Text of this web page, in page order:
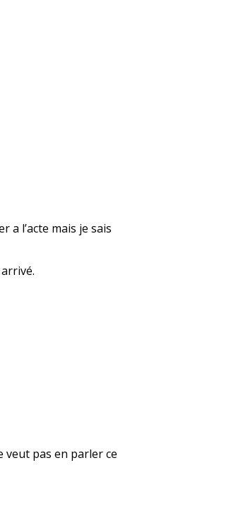
a l’acte mais je sais
veut pas en parler ce